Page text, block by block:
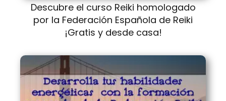
Descubre el curso Reiki homologado
por la Federación Española de Reiki
¡Gratis y desde casa!